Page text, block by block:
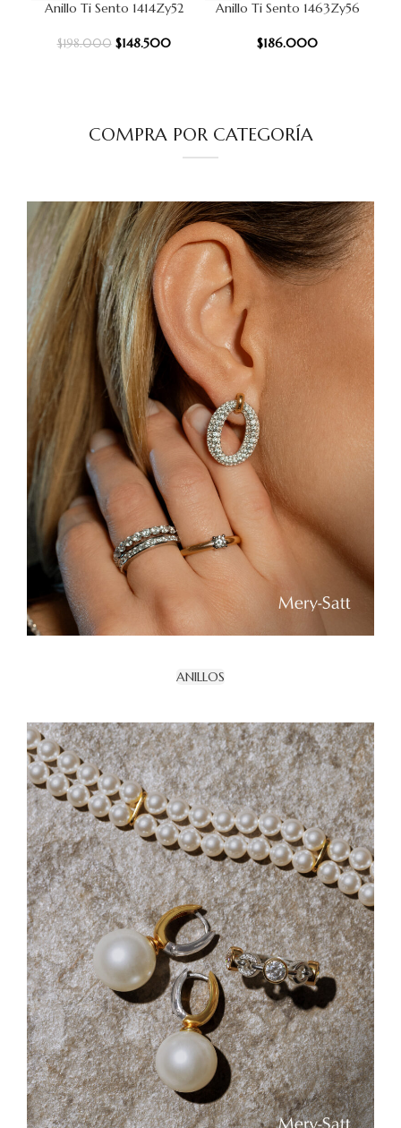
Anillo Ti Sento 1414Zy52
$198.000 $148.500
Anillo Ti Sento 1463Zy56
$186.000
COMPRA POR CATEGORÍA
ANILLOS